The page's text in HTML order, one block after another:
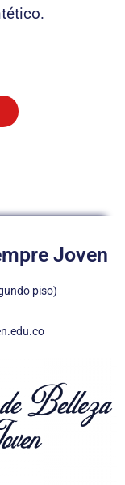
Joven
piso)